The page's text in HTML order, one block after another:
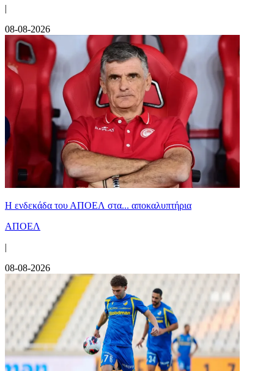
|
08-08-2026
Η ενδεκάδα του ΑΠΟΕΛ στα... αποκαλυπτήρια
ΑΠΟΕΛ
|
08-08-2026